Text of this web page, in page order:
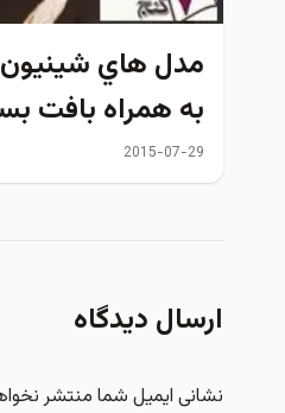
مدل هاي شينيون
به همراه بافت
2015
2015-07-29
ارسال دیدگاه
نشانی ایمیل شما منتشر